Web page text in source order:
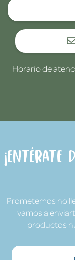
Horario de
¡Entérate
Prometemos no
vamos a
productos